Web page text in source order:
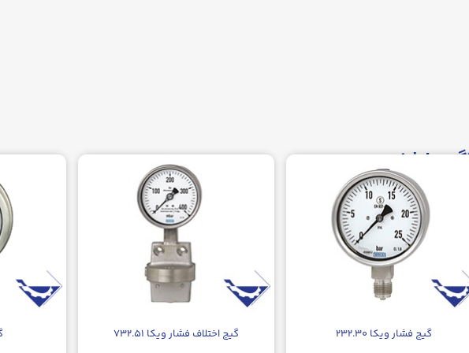
گیج فشار
گیج فشار ویکا ۲۳۲.۳۰ گيج اختلاف فشار ويکا ۷۳۲.۵۱